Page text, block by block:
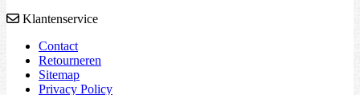
Klantenservice
Contact
Retourneren
Sitemap
Privacy Policy